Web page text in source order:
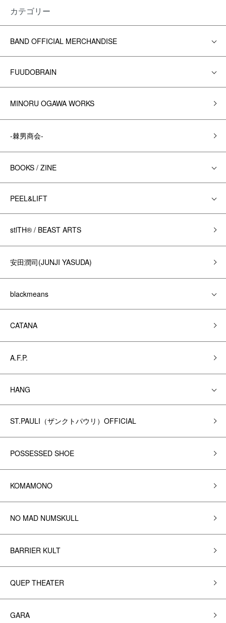
カテゴリー
BAND OFFICIAL MERCHANDISE
FUUDOBRAIN
MINORU OGAWA WORKS
-棘男商会-
BOOKS / ZINE
PEEL&LIFT
stlTH® / BEAST ARTS
安田潤司(JUNJI YASUDA)
blackmeans
CATANA
A.F.P.
HANG
ST.PAULI（ザンクトパウリ）OFFICIAL
POSSESSED SHOE
KOMAMONO
NO MAD NUMSKULL
BARRIER KULT
QUEP THEATER
GARA